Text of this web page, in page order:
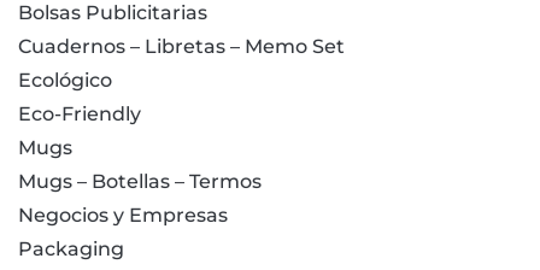
Bolsas Publicitarias
Cuadernos – Libretas – Memo Set
Ecológico
Eco-Friendly
Mugs
Mugs – Botellas – Termos
Negocios y Empresas
Packaging